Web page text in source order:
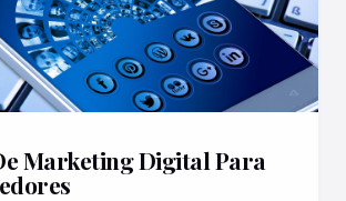
Marketing Digital Para